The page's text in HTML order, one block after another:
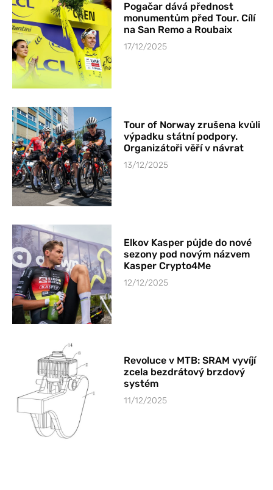
Pogačar dává přednost
monumentům před Tour. Cílí
na San Remo a Roubaix
17/12/2025
Tour of Norway zrušena kvůli
výpadku státní podpory.
Organizátoři věří v návrat
13/12/2025
Elkov Kasper půjde do nové
sezony pod novým názvem
Kasper Crypto4Me
12/12/2025
Revoluce v MTB: SRAM vyvíjí
zcela bezdrátový brzdový
systém
11/12/2025